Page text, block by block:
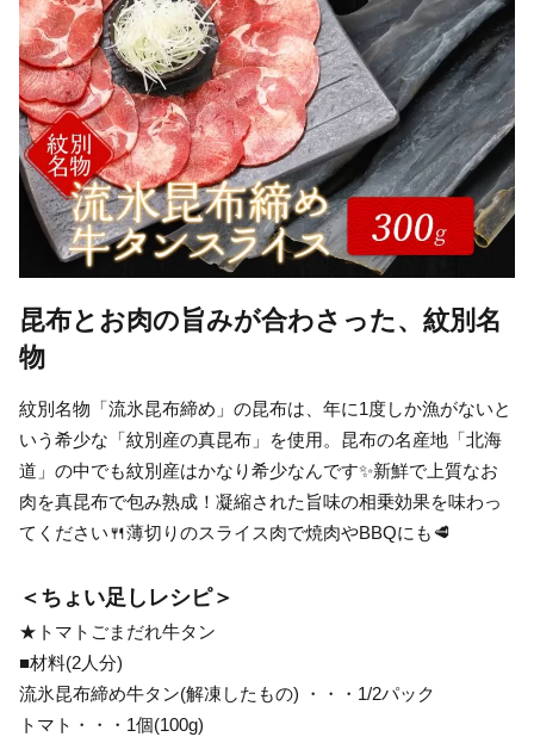
昆布とお肉の旨みが合わさった、紋別名
物
紋別名物「流氷昆布締め」の昆布は、年に1度しか漁がないと
いう希少な「紋別産の真昆布」を使用。昆布の名産地「北海
道」の中でも紋別産はかなり希少なんです✨新鮮で上質なお
肉を真昆布で包み熟成！凝縮された旨味の相乗効果を味わっ
てください🍴薄切りのスライス肉で焼肉やBBQにも🥩
＜ちょい足しレシピ＞
★トマトごまだれ牛タン
■材料(2人分)
流氷昆布締め牛タン(解凍したもの) ・・・1/2パック
トマト・・・1個(100g)